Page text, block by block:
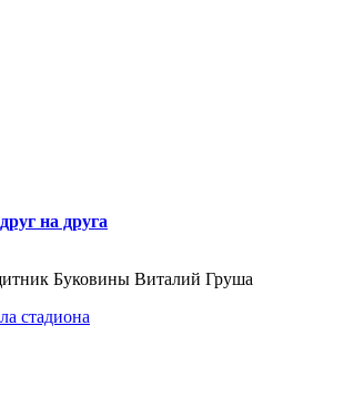
на друга
Буковины Виталий Груша
стадиона